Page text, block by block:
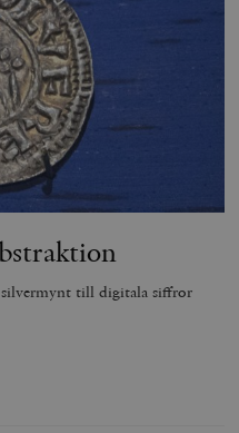
silvermynt till digitala siffror